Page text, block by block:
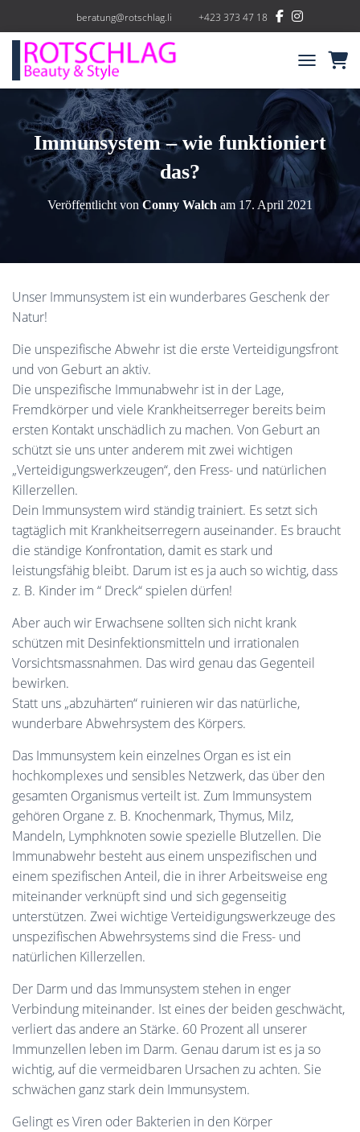
beratung@rotschlag.li +423 373 47 18
Immunsystem – wie funktioniert
das?
Veröffentlicht vonConny Walch am 17. April 2021
Unser Immunsystem ist ein wunderbares Geschenk der
Natur!
Die unspezifische Abwehr ist die erste Verteidigungsfront
und von Geburt an aktiv.
Die unspezifische Immunabwehr ist in der Lage,
Fremdkörper und viele Krankheitserreger bereits beim
ersten Kontakt unschädlich zu machen. Von Geburt an
schützt sie uns unter anderem mit zwei wichtigen
„Verteidigungswerkzeugen“, den Fress- und natürlichen
Killerzellen.
Dein Immunsystem wird ständig trainiert. Es setzt sich
tagtäglich mit Krankheitserregern auseinander. Es braucht
die ständige Konfrontation, damit es stark und
leistungsfähig bleibt. Darum ist es ja auch so wichtig, dass
z. B. Kinder im “ Dreck“ spielen dürfen!
Aber auch wir Erwachsene sollten sich nicht krank
schützen mit Desinfektionsmitteln und irrationalen
Vorsichtsmassnahmen. Das wird genau das Gegenteil
bewirken.
Statt uns „abzuhärten“ ruinieren wir das natürliche,
wunderbare Abwehrsystem des Körpers.
Das Immunsystem kein einzelnes Organ es ist ein
hochkomplexes und sensibles Netzwerk, das über den
gesamten Organismus verteilt ist. Zum Immunsystem
gehören Organe z. B. Knochenmark, Thymus, Milz,
Mandeln, Lymphknoten sowie spezielle Blutzellen. Die
Immunabwehr besteht aus einem unspezifischen und
einem spezifischen Anteil, die in ihrer Arbeitsweise eng
miteinander verknüpft sind und sich gegenseitig
unterstützen. Zwei wichtige Verteidigungswerkzeuge des
unspezifischen Abwehrsystems sind die Fress- und
natürlichen Killerzellen.
Der Darm und das Immunsystem stehen in enger
Verbindung miteinander. Ist eines der beiden geschwächt,
verliert das andere an Stärke. 60 Prozent all unserer
Immunzellen leben im Darm. Genau darum ist es ja so
wichtig, auf die vermeidbaren Ursachen zu achten. Sie
schwächen ganz stark dein Immunsystem.
Gelingt es Viren oder Bakterien in den Körper